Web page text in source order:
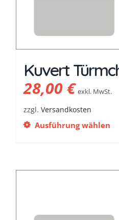
Kuvert
28,00€ exkl. MwSt.
zzgl. Versandkosten
Ausführung wählen